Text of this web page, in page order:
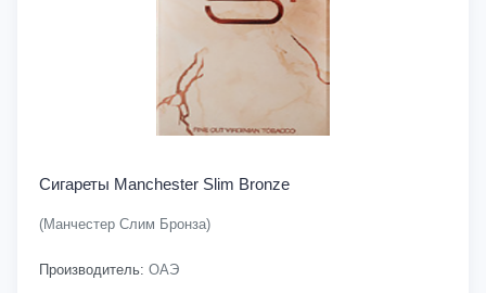
Сигареты Manchester Slim Bronze
(Манчестер Слим Бронза)
Производитель: ОАЭ